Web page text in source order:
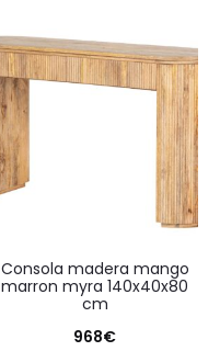
consola madera mango
marron myra 140x40x80
cm
968€